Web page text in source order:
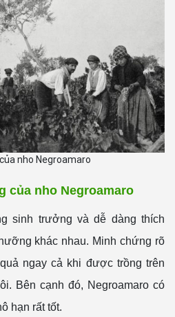
nho Negroamaro
của nho Negroamaro
sinh trưởng và dễ dàng thích
khác nhau. Minh chứng rõ
ngay cả khi được trồng trên
Bên cạnh đó, Negroamaro có
hạn rất tốt.